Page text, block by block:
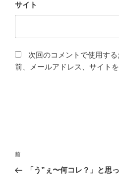
サイト
次回のコメントで使用す
前、メールアドレス、サイトを
投
ナ
前
の
前
「う”ぇ〜何コレ？」と思